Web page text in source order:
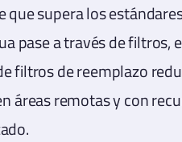
supera los
pase a través de filtros,
filtros de reemplazo
áreas remotas y con